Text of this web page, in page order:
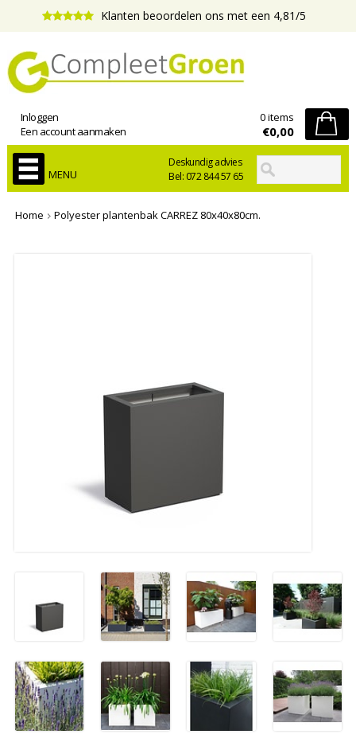
Klanten beoordelen ons met een 4,81/5
Deskundig advies
Bel: 072 844 57 65
Inloggen
Een account aanmaken
0 items
€0,00
MENU
Home Polyester plantenbak CARREZ 80x40x80cm.